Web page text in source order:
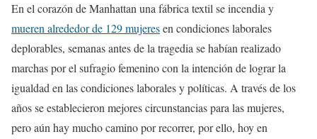
En el corazón de Manhattan una fábrica textil se incendia y
mueren alrededor de 129 mujeresen condiciones laborales
deplorables, semanas antes de la tragedia se habían realizado
marchas por el sufragio femenino con la intención de lograr la
igualdad en las condiciones laborales y políticas. A través de los
años se establecieron mejores circunstancias para las mujeres,
pero aún hay mucho camino por recorrer, por ello, hoy en